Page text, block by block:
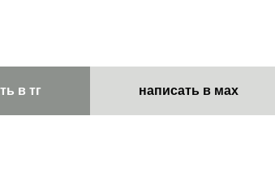
в тг написать в мax